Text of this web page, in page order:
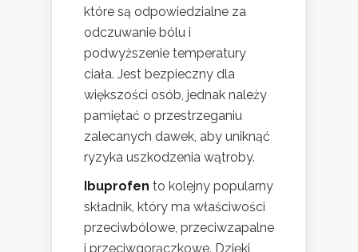
które są odpowiedzialne za
odczuwanie bólu i
podwyższenie temperatury
ciała. Jest bezpieczny dla
większości osób, jednak należy
pamiętać o przestrzeganiu
zalecanych dawek, aby uniknąć
ryzyka uszkodzenia wątroby.
Ibuprofen to kolejny popularny
składnik, który ma właściwości
przeciwbólowe, przeciwzapalne
i przeciwgorączkowe. Dzięki